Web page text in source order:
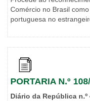
Comércio no Brasil
portuguesa no
PORTARIA N.º
Diário da República n.º